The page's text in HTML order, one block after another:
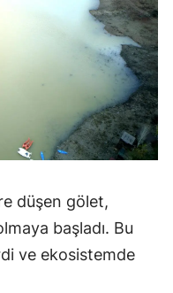
düşen gölet,
başladı. Bu
ve ekosistemde